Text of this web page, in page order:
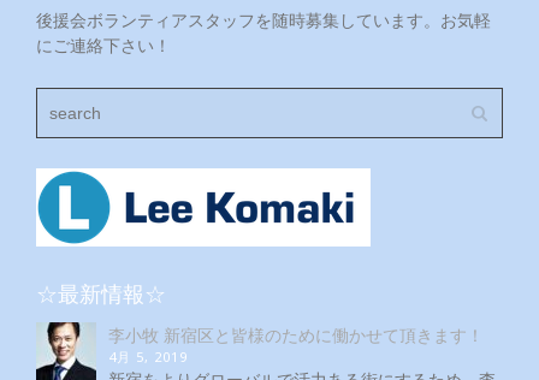
後援会ボランティアスタッフを随時募集しています。お気軽
にご連絡下さい！
☆最新情報☆
李小牧 新宿区と皆様のために働かせて頂きます！
4月 5, 2019